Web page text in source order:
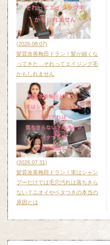
(2026.08.07)
髪質改善梅田ドラン！髪が細くな
ってきた…それってエイジング毛
かもしれません
(2026.07.31)
髪質改善梅田ドラン！実はシャン
プーだけでは毛穴汚れは落ちきら
ない？ニオイやベタつきの本当の
原因とは